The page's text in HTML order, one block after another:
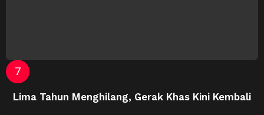
Lima Tahun Menghilang, Gerak Khas Kini Kembali